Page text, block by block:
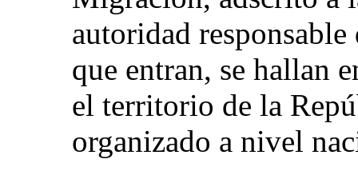
autoridad
que entran, se hallan
el territorio de la
organizado a nivel